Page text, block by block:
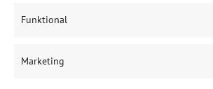
Funktional
Marketing